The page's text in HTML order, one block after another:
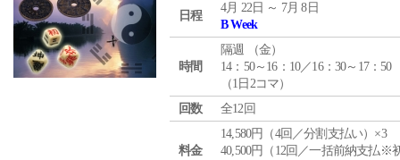
日程
4月 22日 ～ 7月 8日
B Week
時間
隔週 （金）
14：50～16：10／16：30～17：50
（1日2コマ）
回数
全12回
料金
14,580円（4回／分割支払い）×3
40,500円（12回／一括前納支払※